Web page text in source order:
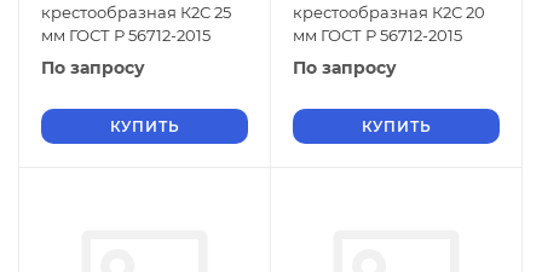
крестообразная К2С 25
мм ГОСТ Р 56712-2015
По запросу
КУПИТЬ
крестообразная К2С 20
мм ГОСТ Р 56712-2015
По запросу
КУПИТЬ